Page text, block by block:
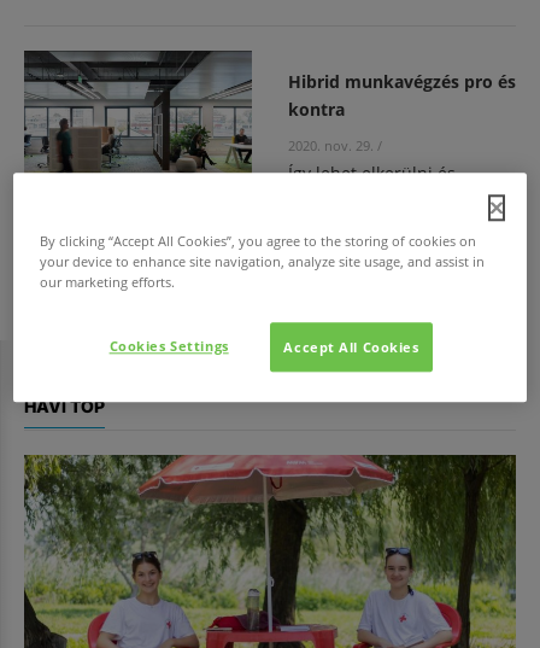
Hibrid munkavégzés pro és
kontra
2020. nov. 29. /
Így lehet elkerülni és
kiküszöbölni a home office
Szabó Eszter
HAVI TOP
By clicking “Accept All Cookies”, you agree to the storing of cookies on
your device to enhance site navigation, analyze site usage, and assist in
our marketing efforts.
Accept All Cookies
Cookies Settings